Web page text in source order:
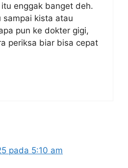
enggak banget deh.
kista atau
pun ke dokter gigi,
periksa biar bisa cepat
pada 5:10 am